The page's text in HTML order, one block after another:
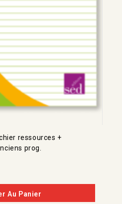
ressources +
prog.
Au Panier